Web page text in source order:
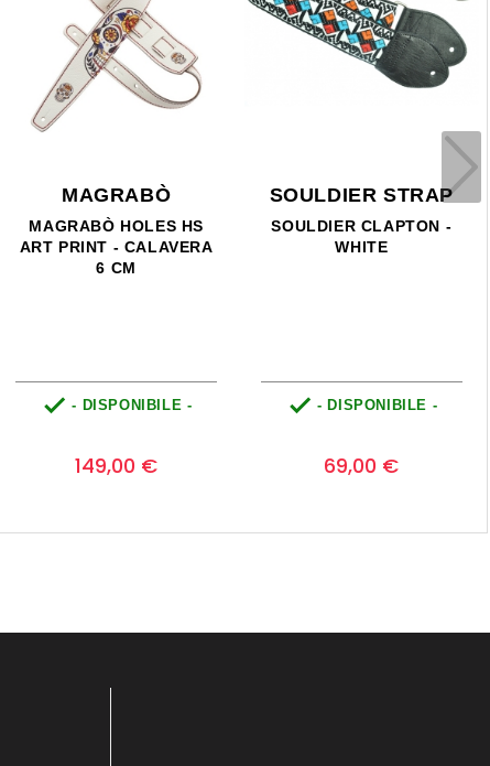
MAGRABÒ
MAGRABÒ HOLES HS
ART PRINT - CALAVERA
6 CM
 - DISPONIBILE -
149,00 €
SOULDIER STRAP
SOULDIER CLAPTON -
WHITE
 - DISPONIBILE -
69,00 €